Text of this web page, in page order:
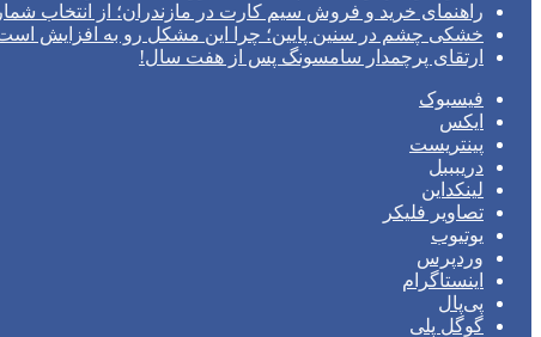
راهنمای خرید و فروش سیم کارت در مازندران؛ از انتخاب
خشکی چشم در سنین پایین؛ چرا این مشکل رو به افزایش
ارتقای پرچمدار سامسونگ پس از هفت سال!
فیسبوک
ایکس
پینتریست
دریبببل
لینکداین
تصاویر فلیکر
یوتیوب
وردپرس
اینستاگرام
پی‌پال
گوگل پلی